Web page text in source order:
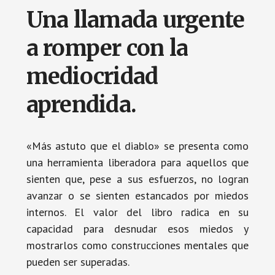
Una llamada urgente
a romper con la
mediocridad
aprendida.
«Más astuto que el diablo» se presenta como
una herramienta liberadora para aquellos que
sienten que, pese a sus esfuerzos, no logran
avanzar o se sienten estancados por miedos
internos. El valor del libro radica en su
capacidad para desnudar esos miedos y
mostrarlos como construcciones mentales que
pueden ser superadas.